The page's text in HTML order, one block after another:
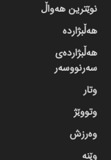
نوێترین هەواڵ
هەڵبژاردە
هەڵبژاردەی
سەرنووسەر
وتار
وتووێژ
وەرزش
وێنە